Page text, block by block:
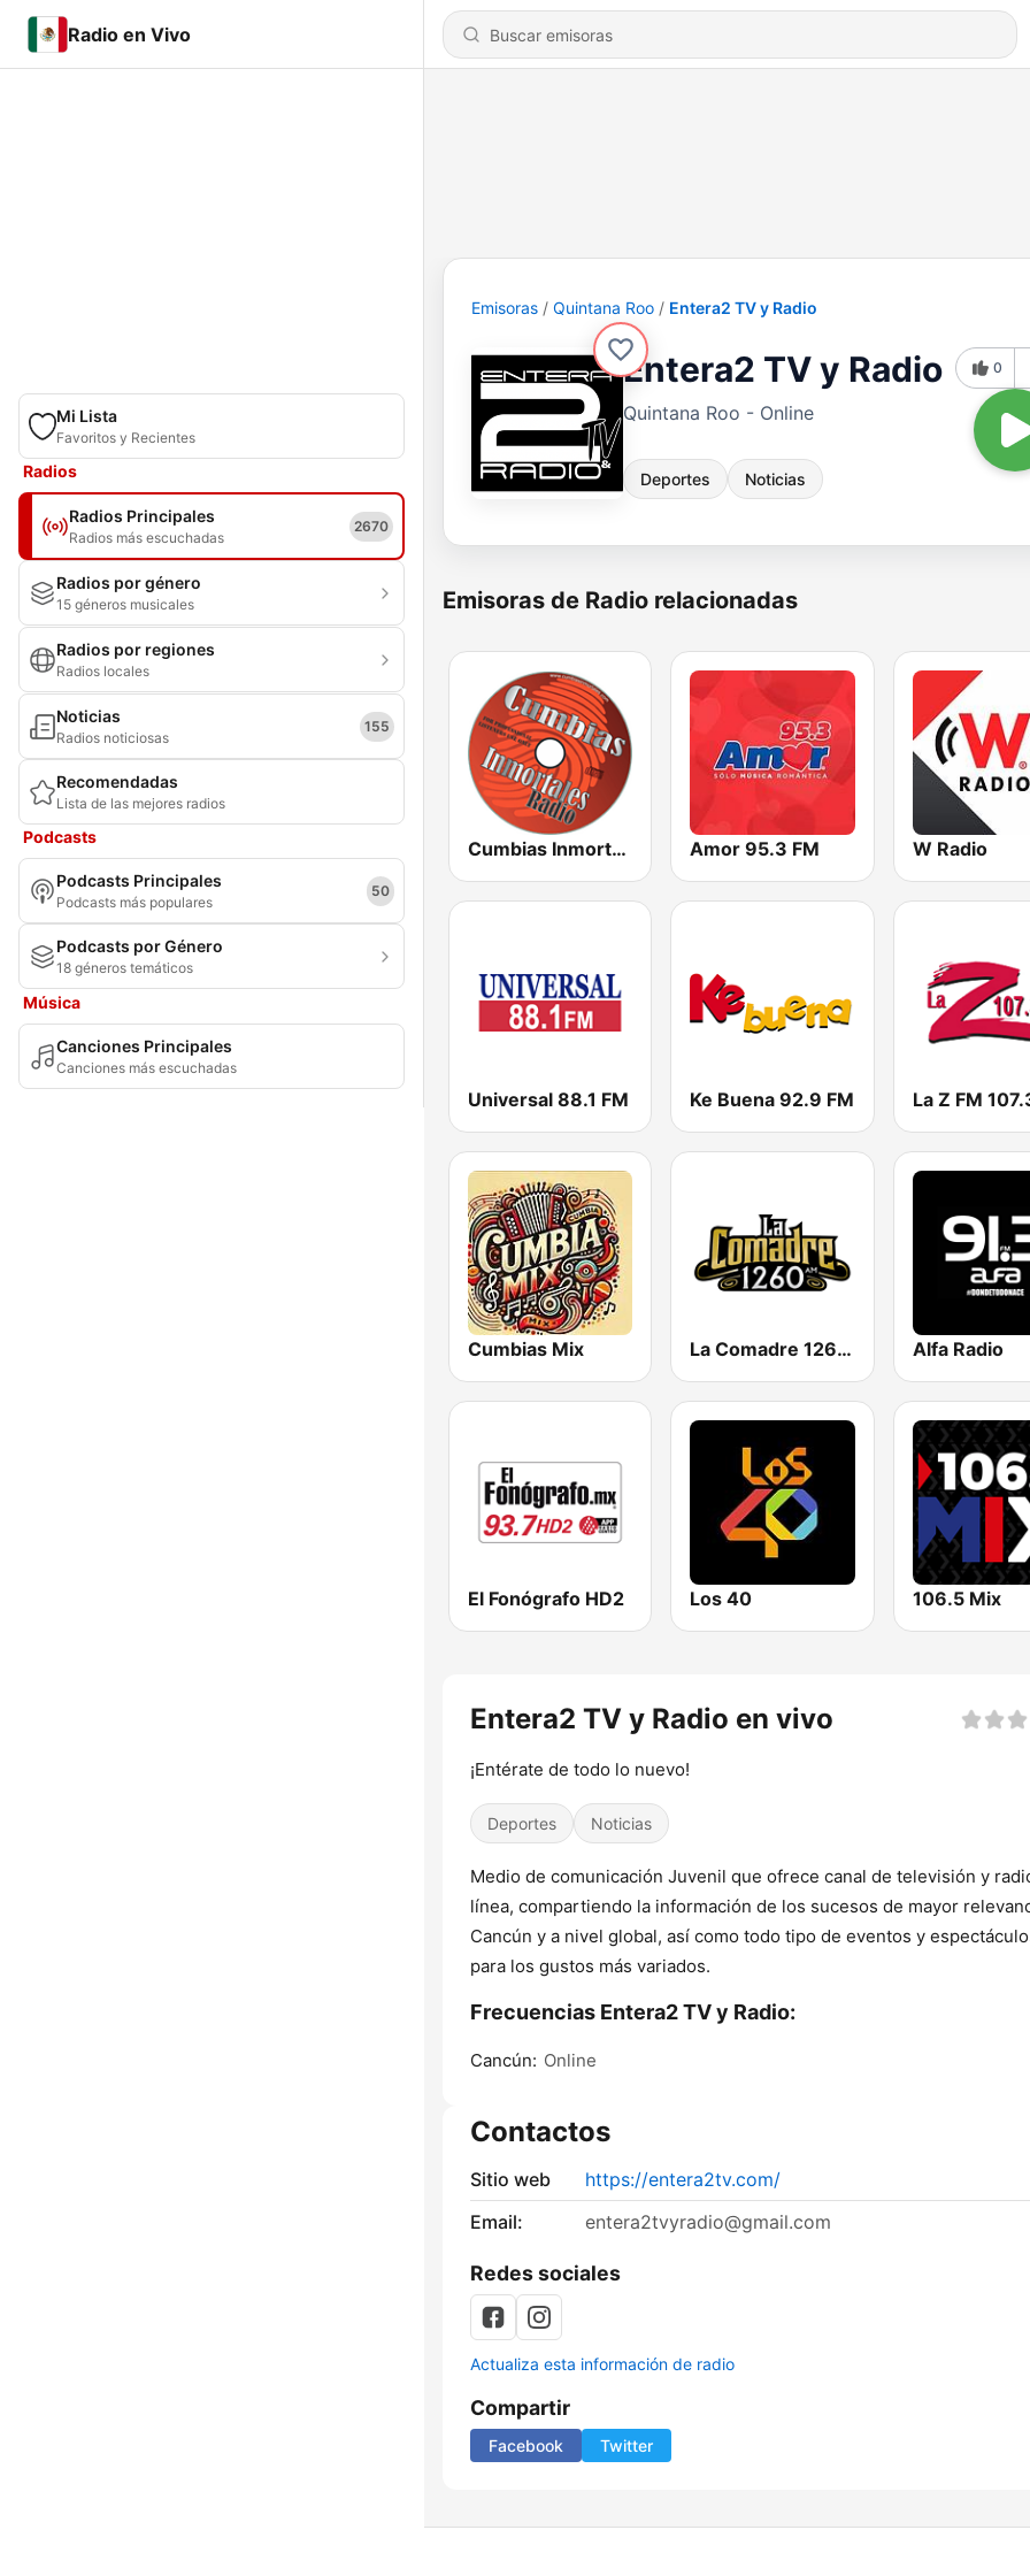
Radio en Vivo
Mi Lista
Favoritos y Recientes
Radios
Radios Principales
Radios más escuchadas
2670
Radios por género
15 géneros musicales
Radios por regiones
Radios locales
Noticias
Radios noticiosas
155
Recomendadas
Lista de las mejores radios
Podcasts
Podcasts Principales
Podcasts más populares
50
Podcasts por Género
18 géneros temáticos
Música
Canciones Principales
Canciones más escuchadas
Emisoras Quintana Roo Entera2 TV y Radio
Entera2 TV y Radio
Quintana Roo - Online
Deportes Noticias
0
Emisoras de Radio relacionadas
Cumbias Inmortales Radio Amor 95.3 FM W Radio
Universal 88.1 FM Ke Buena 92.9 FM La Z FM
Cumbias Mix La Comadre 1260 AM Alfa Radio
El Fonógrafo HD2 Los 40 106.5 Mix
Entera2 TV y Radio en vivo
¡Entérate de todo lo nuevo!
Deportes Noticias
Medio de comunicación Juvenil que ofrece canal de televisión y
línea, compartiendo la información de los sucesos de mayor
Cancún y a nivel global, así como todo tipo de eventos y
para los gustos más variados.
Frecuencias Entera2 TV y Radio:
Cancún: Online
Contactos
Sitio web
https://entera2tv.com/
Email:
entera2tvyradio@gmail.com
Redes sociales
Actualiza esta información de radio
Compartir
Facebook Twitter